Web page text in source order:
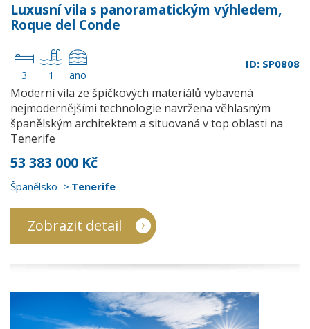
Luxusní vila s panoramatickým výhledem,
Roque del Conde
3 1 ano
ID: SP0808
Moderní vila ze špičkových materiálů vybavená
nejmodernějšími technologie navržena věhlasným
španělským architektem a situovaná v top oblasti na
Tenerife
53 383 000 Kč
Španělsko Tenerife
Zobrazit detail